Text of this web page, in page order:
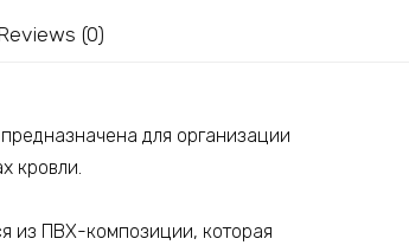
(0)
для организации
кровли.
из ПВХ-композиции, которая